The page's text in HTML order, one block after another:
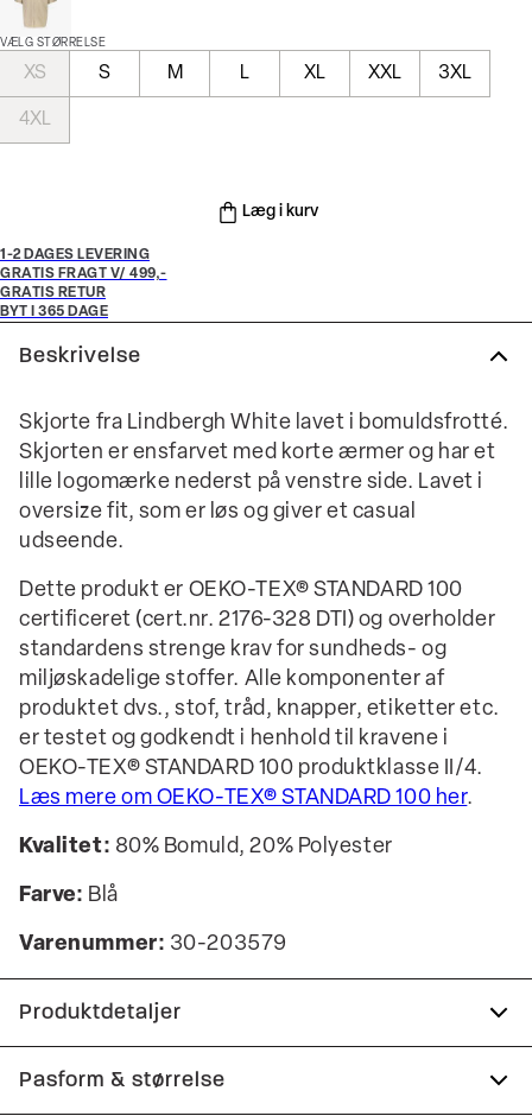
VÆLG STØRRELSE
XS S M L XL XXL 3XL
4XL
Læg i kurv
1-2 DAGES LEVERING
GRATIS FRAGT V/ 499,-
GRATIS RETUR
BYT I 365 DAGE
Beskrivelse
Skjorte fra Lindbergh White lavet i bomuldsfrotté.
Skjorten er ensfarvet med korte ærmer og har et
lille logomærke nederst på venstre side. Lavet i
oversize fit, som er løs og giver et casual
udseende.
Dette produkt er OEKO-TEX® STANDARD 100
certificeret (cert.nr. 2176-328 DTI) og overholder
standardens strenge krav for sundheds- og
miljøskadelige stoffer. Alle komponenter af
produktet dvs., stof, tråd, knapper, etiketter etc.
er testet og godkendt i henhold til kravene i
OEKO-TEX® STANDARD 100 produktklasse II/4.
Læs mere om OEKO-TEX® STANDARD 100 her.
Kvalitet: 80% Bomuld, 20% Polyester
Farve: Blå
Varenummer: 30-203579
Produktdetaljer
Logomærke nederst på venstre side.
Pasform & størrelse